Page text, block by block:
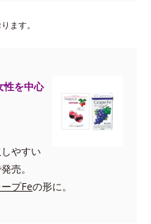
ます。
を中心
やすい
売。
プFeの形に。